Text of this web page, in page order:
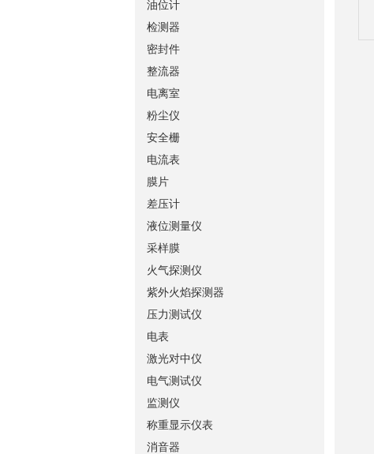
油位计
检测器
密封件
整流器
电离室
粉尘仪
安全栅
电流表
膜片
差压计
液位测量仪
采样膜
火气探测仪
紫外火焰探测器
压力测试仪
电表
激光对中仪
电气测试仪
监测仪
称重显示仪表
消音器